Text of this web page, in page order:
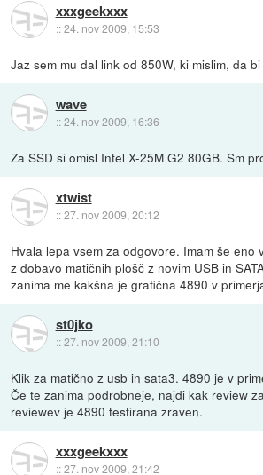
xxxgeekxxx
::24. nov 2009, 15:53
Jaz sem mu dal link od 850W, ki mislim, da
wave
::24. nov 2009, 16:36
Za SSD si omisl Intel X-25M G2 80GB. Sm
xtwist
::27. nov 2009, 20:12
Hvala lepa vsem za odgovore. Imam še eno
z dobavo matičnih plošč z novim USB in
zanima me kakšna je grafična 4890 v
st0jko
::27. nov 2009, 21:10
Klik za matično z usb in sata3. 4890 je v
Če te zanima podrobneje, najdi kak review
reviewev je 4890 testirana zraven.
xxxgeekxxx
::27. nov 2009, 21:42